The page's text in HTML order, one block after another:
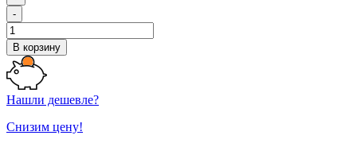
-
В корзину
Нашли дешевле?
Снизим цену!